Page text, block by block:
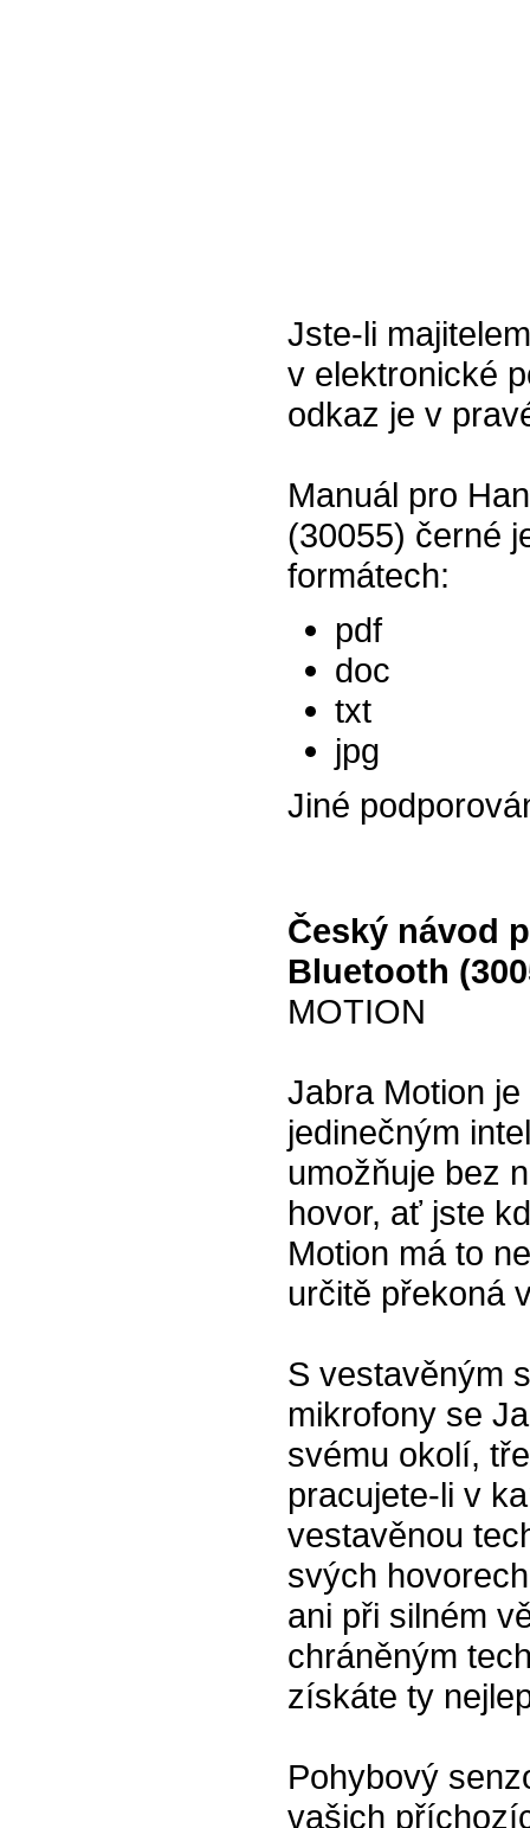
Jste-li
v elektronické
odkaz je v
Manuál pro
(30055) černé
formátech:
pdf
doc
txt
jpg
Jiné
Český návod
Bluetooth
MOTION
Jabra Motion
jedinečným
umožňuje bez
hovor, ať jste
Motion má to
určitě překoná
S vestavěným
mikrofony se
svému okolí,
pracujete-li v
vestavěnou
svých
ani při silném
chráněným
získáte ty
Pohybový
vašich